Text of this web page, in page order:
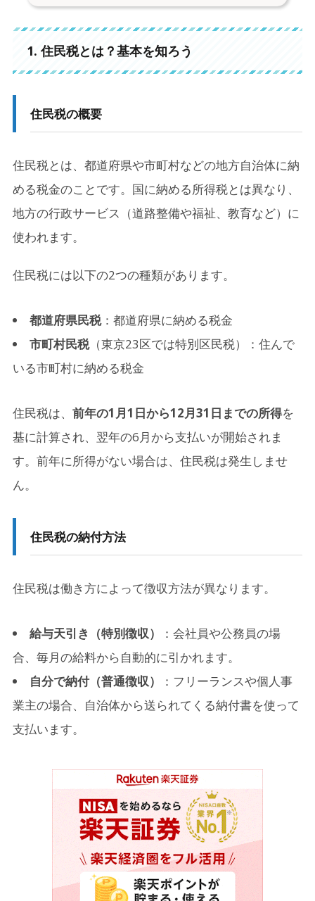
1-1. 住民税の概要
1-2. 住民税の納付方法
3. 3. 住民税を節税する方法
3-1. ① ふるさと納税を活用する
3-2. ② iDeCo（個人型確定拠出年金）を利用する
3-4. ④ 配偶者控除・扶養控除を見直す
4. 4. 住民税を滞納したらどうなる？
4-1. 延滞金が発生する
4-2. 差し押さえの可能性がある
5. 5. 社会人2年目から支払いが始まる
5-1. なぜ社会人1年目は住民税がかからないの？
5-3. 2年目からの住民税に備えるためにやるべきこと
ト
6-2. クレジットカード納付のメリット
6-3. クレジットカード納付の注意点
7-2. 住民税を納めることで、私たちの暮らしが支えら
れる
住民税の使い道を知ると、納税の意識が変わる！
税金をもっと知りたい人へのおすすめ書籍
8. まとめ
1. 住民税とは？基本を知ろう
住民税の概要
住民税とは、都道府県や市町村などの地方自治体に納
める税金のことです。国に納める所得税とは異なり、
地方の行政サービス（道路整備や福祉、教育など）に
使われます。
住民税には以下の2つの種類があります。
都道府県民税：都道府県に納める税金
市町村民税（東京23区では特別区民税）：住んで
いる市町村に納める税金
住民税は、 前年の1月1日から12月31日までの所得を
基に計算され、翌年の6月から支払いが開始されま
す。前年に所得がない場合は、住民税は発生しませ
ん。
住民税の納付方法
住民税は働き方によって徴収方法が異なります。
給与天引き（特別徴収）
：会社員や公務員の場
合、毎月の給料から自動的に引かれます。
自分で納付（普通徴収）
：フリーランスや個人事
業主の場合、自治体から送られてくる納付書を使って
支払います。